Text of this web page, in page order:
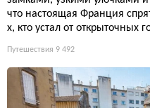
что настоящая Франция
х, кто устал от открыточных
Путешествия 9 492